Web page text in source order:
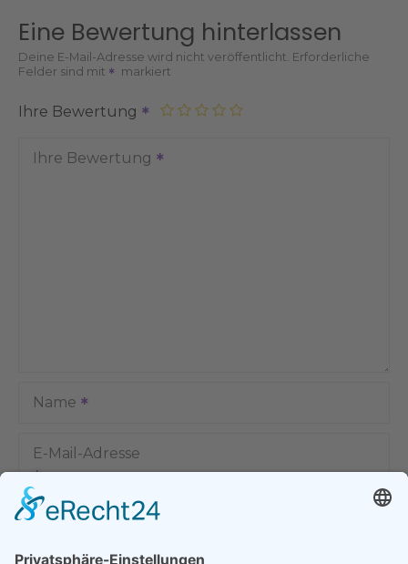
Eine Bewertung hinterlassen
Deine E-Mail-Adresse wird nicht veröffentlicht. Erforderliche
Felder sind mit
markiert
Ihre Bewertung
Ihre Bewertung
Name
E-Mail-Adresse
Name, E-Mail-Adresse und Website in diesem Browser für